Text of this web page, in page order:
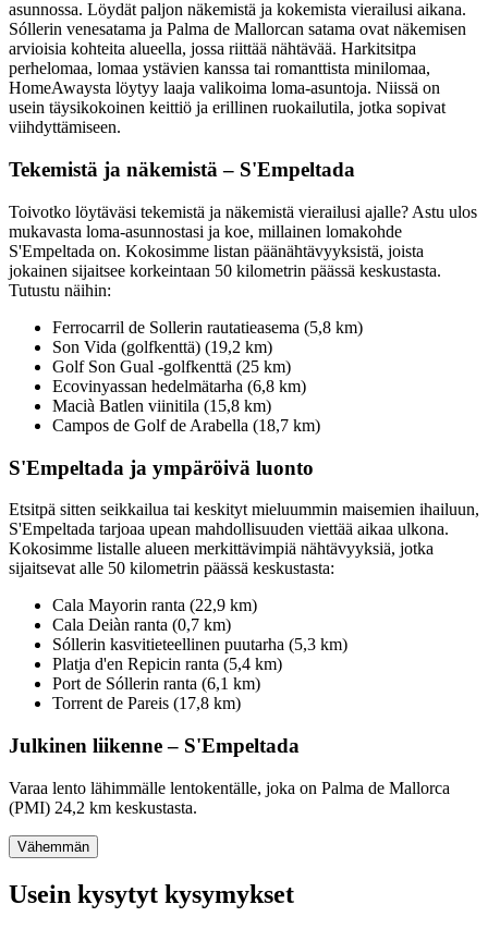
asunnossa. Löydät paljon näkemistä ja kokemista vierailusi aikana.
Sóllerin venesatama ja Palma de Mallorcan satama ovat näkemisen
arvioisia kohteita alueella, jossa riittää nähtävää. Harkitsitpa
perhelomaa, lomaa ystävien kanssa tai romanttista minilomaa,
HomeAwaysta löytyy laaja valikoima loma-asuntoja. Niissä on
usein täysikokoinen keittiö ja erillinen ruokailutila, jotka sopivat
viihdyttämiseen.
Tekemistä ja näkemistä – S'Empeltada
Toivotko löytäväsi tekemistä ja näkemistä vierailusi ajalle? Astu ulos
mukavasta loma-asunnostasi ja koe, millainen lomakohde
S'Empeltada on. Kokosimme listan päänähtävyyksistä, joista
jokainen sijaitsee korkeintaan 50 kilometrin päässä keskustasta.
Tutustu näihin:
Ferrocarril de Sollerin rautatieasema (5,8 km)
Son Vida (golfkenttä) (19,2 km)
Golf Son Gual -golfkenttä (25 km)
Ecovinyassan hedelmätarha (6,8 km)
Macià Batlen viinitila (15,8 km)
Campos de Golf de Arabella (18,7 km)
S'Empeltada ja ympäröivä luonto
Etsitpä sitten seikkailua tai keskityt mieluummin maisemien ihailuun,
S'Empeltada tarjoaa upean mahdollisuuden viettää aikaa ulkona.
Kokosimme listalle alueen merkittävimpiä nähtävyyksiä, jotka
sijaitsevat alle 50 kilometrin päässä keskustasta:
Cala Mayorin ranta (22,9 km)
Cala Deiàn ranta (0,7 km)
Sóllerin kasvitieteellinen puutarha (5,3 km)
Platja d'en Repicin ranta (5,4 km)
Port de Sóllerin ranta (6,1 km)
Torrent de Pareis (17,8 km)
Julkinen liikenne – S'Empeltada
Varaa lento lähimmälle lentokentälle, joka on Palma de Mallorca
(PMI) 24,2 km keskustasta.
Vähemmän
Usein kysytyt kysymykset